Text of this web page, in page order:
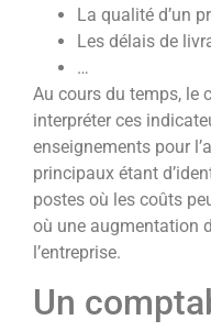
La qualité d’un
Les délais de
…
Au cours du temps, le
interpréter ces
enseignements pour
principaux étant
postes où les coûts
où une augmentation
l’entreprise.
Un